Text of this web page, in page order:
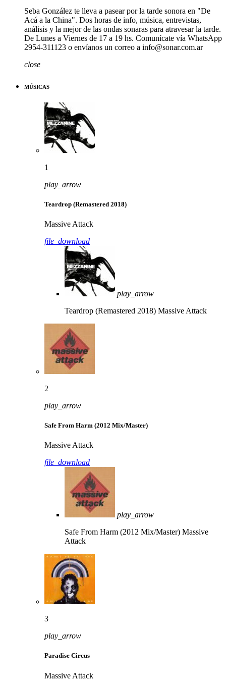
Seba González te lleva a pasear por la tarde sonora en "De
Acá a la China". Dos horas de info, música, entrevistas,
análisis y la mejor de las ondas sonaras para atravesar la tarde.
De Lunes a Viernes de 17 a 19 hs. Comunícate vía WhatsApp
2954-311123 o envíanos un correo a info@sonar.com.ar
close
MÚSICAS
1
play_arrow
Teardrop (Remastered 2018)
Massive Attack
file_download
play_arrow
Teardrop (Remastered 2018) Massive Attack
2
play_arrow
Safe From Harm (2012 Mix/Master)
Massive Attack
file_download
play_arrow
Safe From Harm (2012 Mix/Master) Massive
Attack
3
play_arrow
Paradise Circus
Massive Attack